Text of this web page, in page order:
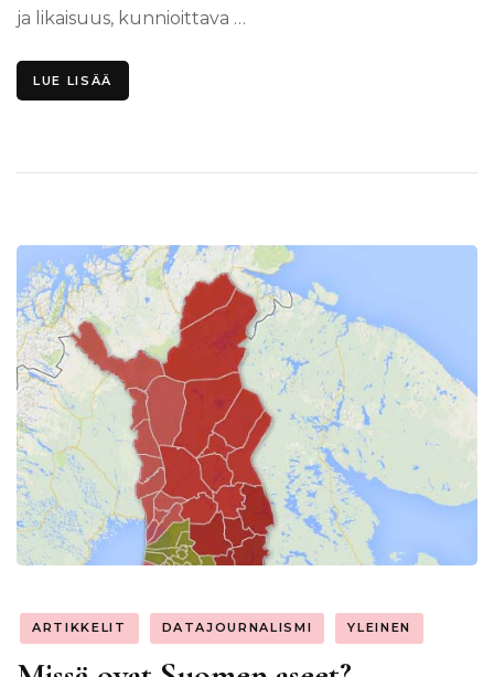
ja likaisuus, kunnioittava …
LUE LISÄÄ
ARTIKKELIT DATAJOURNALISMI YLEINEN